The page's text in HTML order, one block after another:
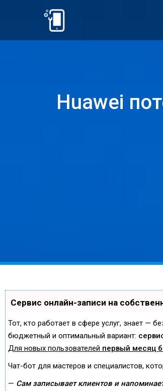
Huawei
Сервис онлайн-записи на
Тот, кто работает в сфере услуг, знает —
бюджетный и оптимальный вариант:
Для новых пользователей первый месяц
Чат-бот для мастеров и специалистов,
— Сам записывает клиентов и